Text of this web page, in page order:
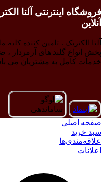
فروشگاه اینترنتی آلتا
آنلاین
آلتا الکتریک ، تامین کننده
پخش انواع گلند های آرمردار ،
خدمات کامل به مشتریان می
صفحه اصلی
سبد خرید
علاقه‌مندی‌ها
اعلانات